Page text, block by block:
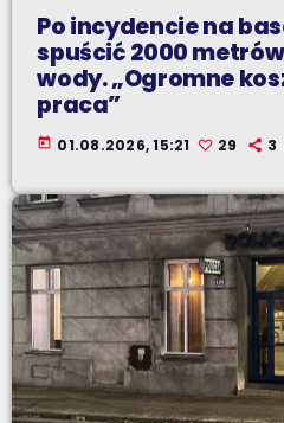
Po incydencie na
spuścić 2000
wody. „Ogromne
praca”
today 01.08.2026, 15:21 29 3